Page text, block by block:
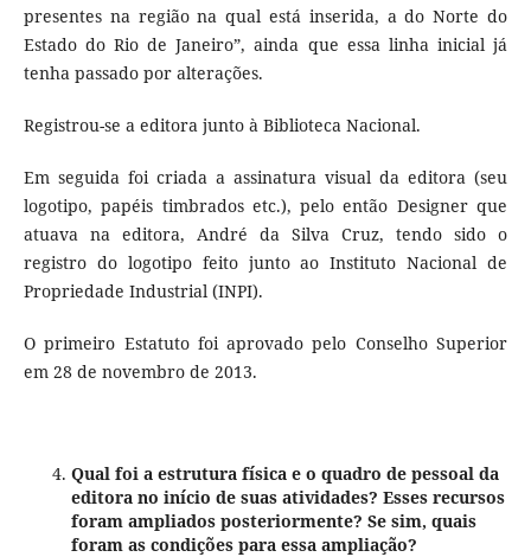
presentes na região na qual está inserida, a do Norte do
Estado do Rio de Janeiro”, ainda que essa linha inicial já
tenha passado por alterações.
Registrou-se a editora junto à Biblioteca Nacional.
Em seguida foi criada a assinatura visual da editora (seu
logotipo, papéis timbrados etc.), pelo então Designer que
atuava na editora, André da Silva Cruz, tendo sido o
registro do logotipo feito junto ao Instituto Nacional de
Propriedade Industrial (INPI).
O primeiro Estatuto foi aprovado pelo Conselho Superior
em 28 de novembro de 2013.
Qual foi a estrutura física e o quadro de pessoal da
editora no início de suas atividades? Esses recursos
foram ampliados posteriormente? Se sim, quais
foram as condições para essa ampliação?